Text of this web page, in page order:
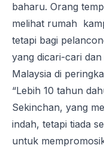
baharu. Orang
melihat rumah
tetapi bagi
yang dicari-cari
Malaysia di
“Lebih 10 tahun
Sekinchan, yang
indah, tetapi tiada
untuk